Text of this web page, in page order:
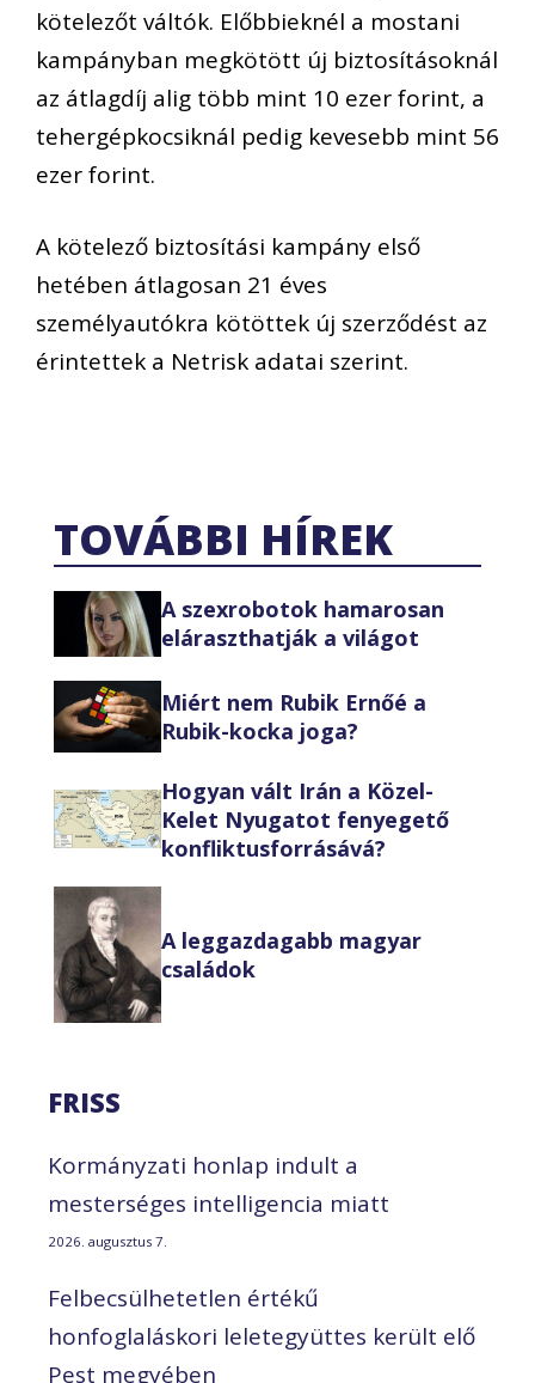
kötelezőt váltók. Előbbieknél a mostani
kampányban megkötött új biztosításoknál
az átlagdíj alig több mint 10 ezer forint, a
tehergépkocsiknál pedig kevesebb mint 56
ezer forint.
A kötelező biztosítási kampány első
hetében átlagosan 21 éves
személyautókra kötöttek új szerződést az
érintettek a Netrisk adatai szerint.
TOVÁBBI HÍREK
A szexrobotok hamarosan
eláraszthatják a világot
Miért nem Rubik Ernőé a
Rubik-kocka joga?
Hogyan vált Irán a Közel-
Kelet Nyugatot fenyegető
konfliktusforrásává?
A leggazdagabb magyar
családok
FRISS
Kormányzati honlap indult a
mesterséges intelligencia miatt
2026. augusztus 7.
Felbecsülhetetlen értékű
honfoglaláskori leletegyüttes került elő
Pest megyében